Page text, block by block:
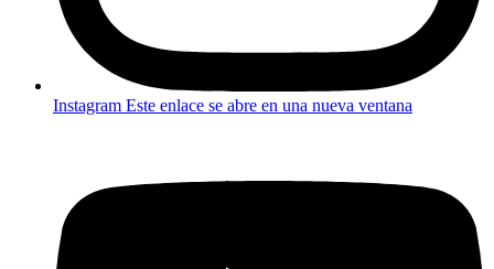
Instagram Este enlace se abre en una nueva ventana